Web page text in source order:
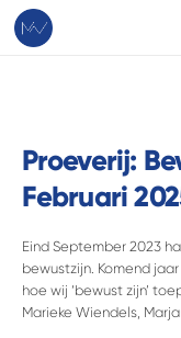
Proeverij:
Februari
Eind September 2023
bewustzijn. Komend
hoe wij ‘bewust zijn’
Marieke Wiendels,